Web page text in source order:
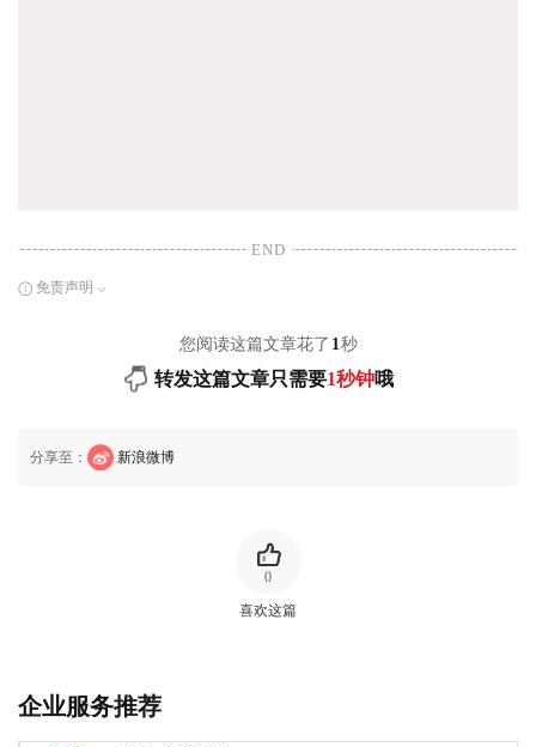
END
免责声明
您阅读这篇文章花了 1秒
转发这篇文章只需要1秒钟哦
分享至： 新浪微博
喜欢这篇
0
企业服务推荐